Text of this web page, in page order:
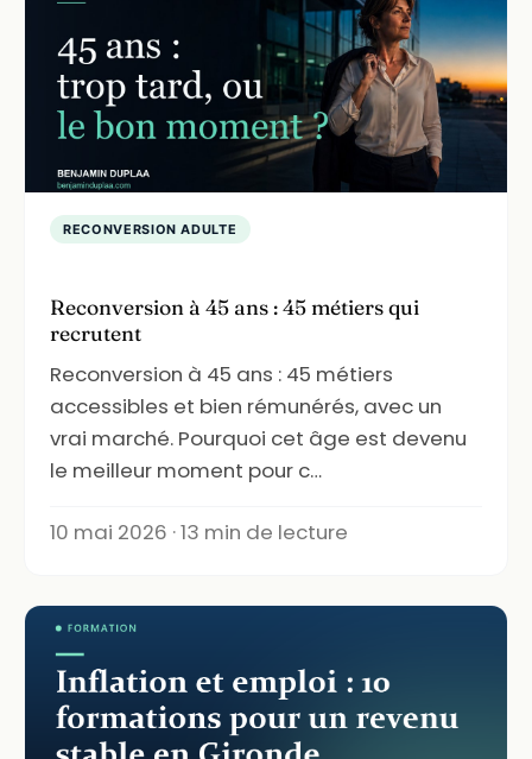
RECONVERSION ADULTE
Reconversion à 45 ans : 45 métiers qui
recrutent
Reconversion à 45 ans : 45 métiers
accessibles et bien rémunérés, avec un
vrai marché. Pourquoi cet âge est devenu
le meilleur moment pour c…
10 mai 2026 · 13 min de lecture